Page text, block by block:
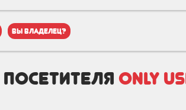
вы владелец?
only